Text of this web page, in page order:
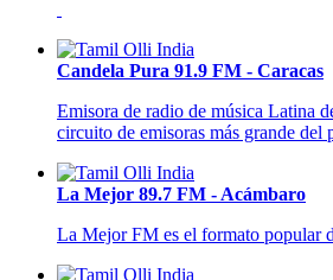
Candela Pura 91.9 FM - Caracas
Emisora de radio de música Latina
circuito de emisoras más grande
La Mejor 89.7 FM - Acámbaro
La Mejor FM es el formato popular